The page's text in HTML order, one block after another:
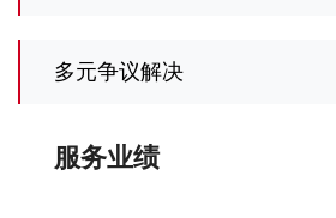
多元争议解决
服务业绩